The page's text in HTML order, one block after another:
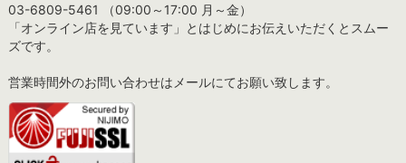
03-6809-5461 （09:00～17:00 月～金）
「オンライン店を見ています」とはじめにお伝えいただくとスムー
ズです。
営業時間外のお問い合わせはメールにてお願い致します。